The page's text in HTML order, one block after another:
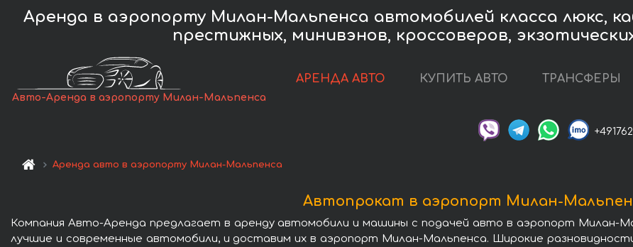
Аренда в аэропорту Милан-Мальпенса автомобилей класса люкс,
престижных, минивэнов, кроссоверов,
Авто-Аренда в аэропорту Милан-Мальпенса
АРЕНДА АВТО КУПИТЬ АВТО ТРАНСФЕРЫ
Аренда авто в аэропорту Милан-Мальпенса
Автопрокат в аэропорт Милан-
Компания Авто-Аренда предлагает в аренду автомобили и машины с подачей авто в аэропорт Милан-
лучшие и современные автомобили, и доставим их в аэропорт Милан-Мальпенса. Широкие